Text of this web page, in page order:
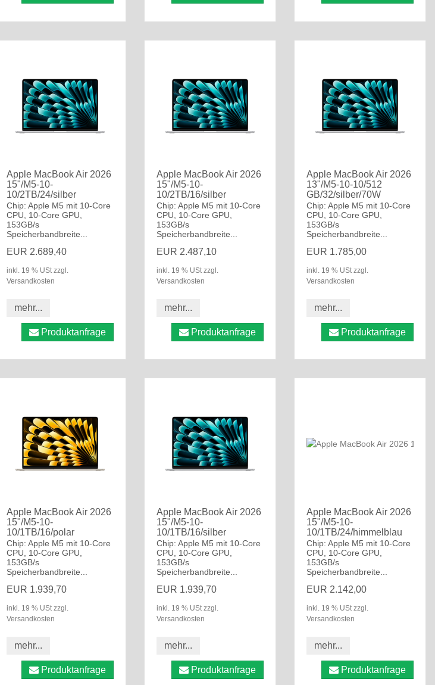
Apple MacBook Air 2026
15"/M5-10-
10/2TB/24/silber
Chip: Apple M5 mit 10-Core
CPU, 10-Core GPU,
153GB/s
Speicherbandbreite...
EUR 2.689,40
inkl. 19 % USt zzgl.
Versandkosten
mehr...
Produktanfrage
Apple MacBook Air 2026
15"/M5-10-
10/2TB/16/silber
Chip: Apple M5 mit 10-Core
CPU, 10-Core GPU,
153GB/s
Speicherbandbreite...
EUR 2.487,10
inkl. 19 % USt zzgl.
Versandkosten
mehr...
Produktanfrage
Apple MacBook Air 2026
13"/M5-10-10/512
GB/32/silber/70W
Chip: Apple M5 mit 10-Core
CPU, 10-Core GPU,
153GB/s
Speicherbandbreite...
EUR 1.785,00
inkl. 19 % USt zzgl.
Versandkosten
mehr...
Produktanfrage
Apple MacBook Air 2026
15"/M5-10-
10/1TB/16/polar
Chip: Apple M5 mit 10-Core
CPU, 10-Core GPU,
153GB/s
Speicherbandbreite...
EUR 1.939,70
inkl. 19 % USt zzgl.
Versandkosten
mehr...
Produktanfrage
Apple MacBook Air 2026
15"/M5-10-
10/1TB/16/silber
Chip: Apple M5 mit 10-Core
CPU, 10-Core GPU,
153GB/s
Speicherbandbreite...
EUR 1.939,70
inkl. 19 % USt zzgl.
Versandkosten
mehr...
Produktanfrage
Apple MacBook Air 2026
15"/M5-10-
10/1TB/24/himmelblau
Chip: Apple M5 mit 10-Core
CPU, 10-Core GPU,
153GB/s
Speicherbandbreite...
EUR 2.142,00
inkl. 19 % USt zzgl.
Versandkosten
mehr...
Produktanfrage